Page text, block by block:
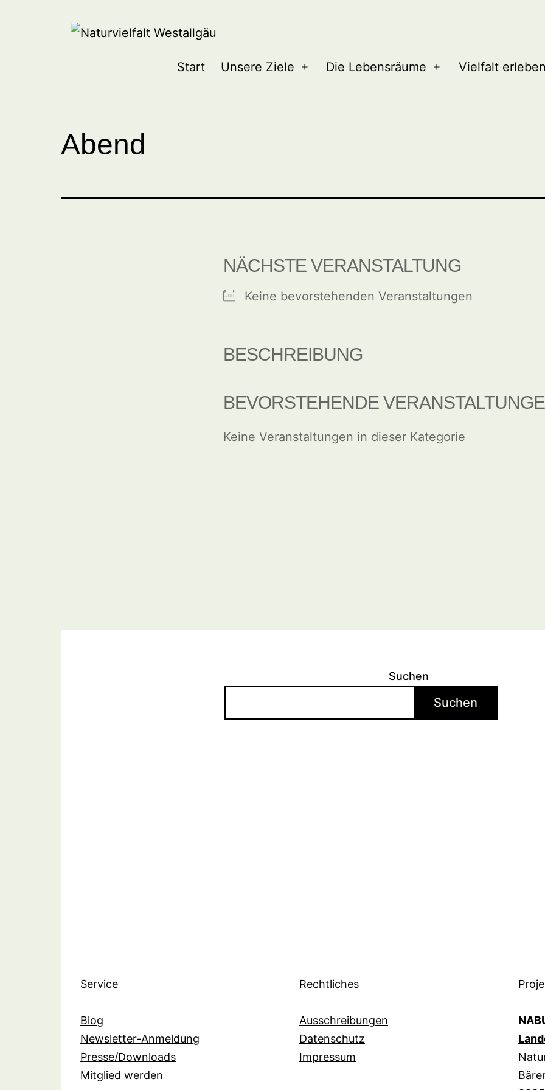
Start Unsere Ziele
Menü
Die Lebensräume
Menü
Vielfalt
Abend
NÄCHSTE VERANSTALTUNG
Keine bevorstehenden Veranstaltungen
BESCHREIBUNG
BEVORSTEHENDE
Keine Veranstaltungen in dieser Kategorie
Suchen
Suchen
Service
Blog
Newsletter-Anmeldung
Presse/Downloads
Mitglied werden
Rechtliches
Ausschreibungen
Datenschutz
Impressum